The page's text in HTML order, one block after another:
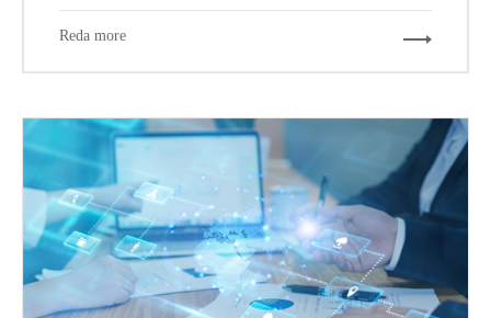
阶段，也是最大程度占据我们工作场景的内容。其中关键
Reda more